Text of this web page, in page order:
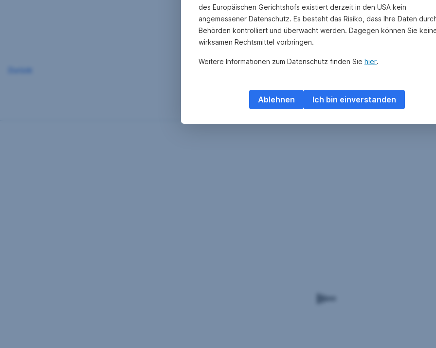
des Europäischen Gerichtshofs existiert derzeit in den USA kein
angemessener Datenschutz. Es besteht das Risiko, dass Ihre Daten
Behörden kontrolliert und überwacht werden. Dagegen können Sie
wirksamen Rechtsmittel vorbringen.
Weitere Informationen zum Datenschutz finden Sie hier.
Ich bin einverstanden
Ablehnen